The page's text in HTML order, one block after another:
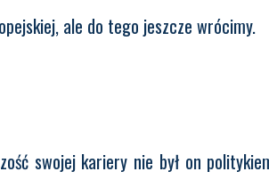
ale do tego jeszcze wrócimy.
swojej kariery nie był on